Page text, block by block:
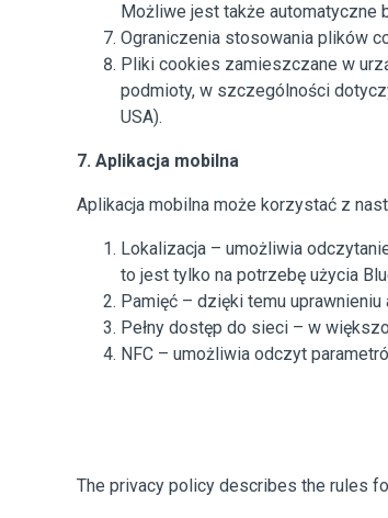
Możliwe jest także automatyczne
Ograniczenia stosowania plików
Pliki cookies zamieszczane w
podmioty, w szczególności
USA).
7. Aplikacja mobilna
Aplikacja mobilna może korzystać z
Lokalizacja – umożliwia
to jest tylko na potrzebę użycia
Pamięć – dzięki temu
Pełny dostęp do sieci – w
NFC – umożliwia odczyt
The privacy policy describes the rules